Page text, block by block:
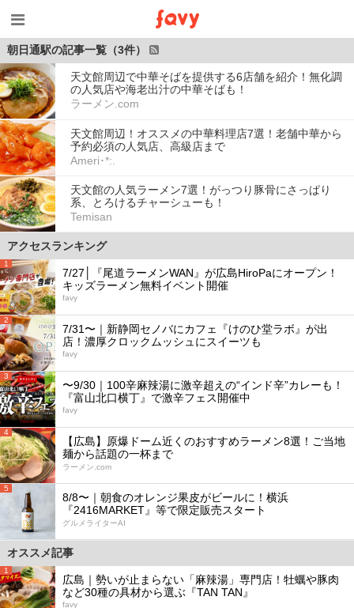
朝日通駅の記事一覧（3件）
天文館周辺で中華そばを提供する6店舗を紹介！無化調
の人気店や海老出汁の中華そばも！
ラーメン.com
天文館周辺！オススメの中華料理店7選！老舗中華から
予約必須の人気店、高級店まで
Ameri･*:.
天文館の人気ラーメン7選！がっつり豚骨にさっぱり
系、とろけるチャーシューも！
Temisan
アクセスランキング
1
7/27│『尾道ラーメンWAN』が広島HiroPaにオープン！
キッズラーメン無料イベント開催
favy
2
7/31〜｜新静岡セノバにカフェ『けのひ堂ラボ』が出
店！濃厚クロックムッシュにスイーツも
favy
3
〜9/30｜100辛麻辣湯に激辛超えの“インド辛”カレーも！
『富山北口横丁』で激辛フェス開催中
favy
4
【広島】原爆ドーム近くのおすすめラーメン8選！ご当地
麺から話題の一杯まで
ラーメン.com
5
8/8〜｜朝食のオレンジ果皮がビールに！横浜
『2416MARKET』等で限定販売スタート
グルメライターAI
オススメ記事
1
広島｜勢いが止まらない「麻辣湯」専門店！牡蠣や豚肉
など30種の具材から選ぶ『TAN TAN』
favy